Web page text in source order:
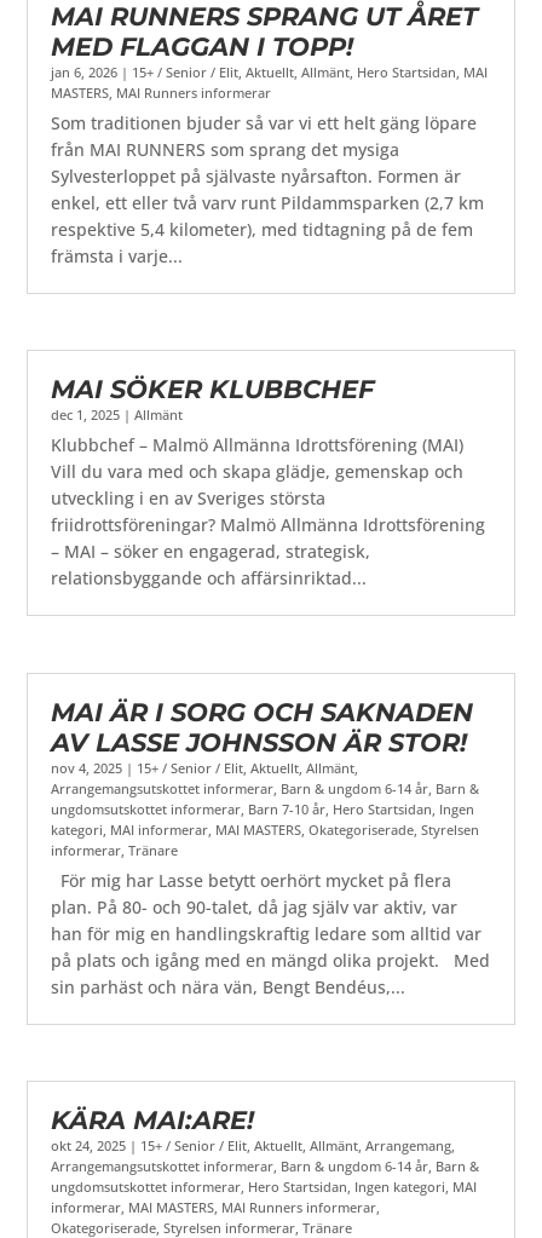
MAI RUNNERS SPRANG UT ÅRET
MED FLAGGAN I TOPP!
jan 6, 2026 | 15+ / Senior / Elit ,Aktuellt ,Allmänt Hero Startsidan MAI
MASTERS MAI Runners informerar
Som traditionen bjuder så var vi ett helt gäng löpare
från MAI RUNNERS som sprang det mysiga
Sylvesterloppet på självaste nyårsafton. Formen är
enkel, ett eller två varv runt Pildammsparken (2,7 km
respektive 5,4 kilometer), med tidtagning på de fem
främsta i varje...
MAI SÖKER KLUBBCHEF
dec 1, 2025 |Allmänt
Klubbchef – Malmö Allmänna Idrottsförening (MAI)
Vill du vara med och skapa glädje, gemenskap och
utveckling i en av Sveriges största
friidrottsföreningar? Malmö Allmänna Idrottsförening
– MAI – söker en engagerad, strategisk,
relationsbyggande och affärsinriktad...
MAI ÄR I SORG OCH SAKNADEN
AV LASSE JOHNSSON ÄR STOR!
nov 4, 2025 | 15+ / Senior / Elit ,Aktuellt ,Allmänt
Arrangemangsutskottet informerar Barn & ungdom 6-14 år Barn &
ungdomsutskottet informerar Barn 7-10 år Hero Startsidan Ingen
kategori MAI informerar MAI MASTERS ,Okategoriserade ,Styrelsen
informerar ,Tränare
För mig har Lasse betytt oerhört mycket på flera
plan. På 80- och 90-talet, då jag själv var aktiv, var
han för mig en handlingskraftig ledare som alltid var
på plats och igång med en mängd olika projekt. Med
sin parhäst och nära vän, Bengt Bendéus,...
KÄRA MAI:ARE!
okt 24, 2025 | 15+ / Senior / Elit ,Aktuellt ,Allmänt ,Arrangemang
Arrangemangsutskottet informerar Barn & ungdom 6-14 år Barn &
ungdomsutskottet informerar Hero Startsidan Ingen kategori MAI
informerar MAI MASTERS MAI Runners informerar
Okategoriserade ,Styrelsen informerar ,Tränare